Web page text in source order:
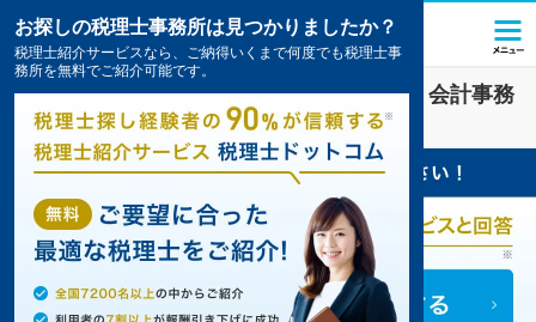
教育業界に強い栃木市(栃木県)の税理士・会計事務
所の一覧
お探しの税理士事務所は見つかりましたか？
税理士紹介サービスなら、ご納得いくまで何度でも税理士事
務所を無料でご紹介可能です。